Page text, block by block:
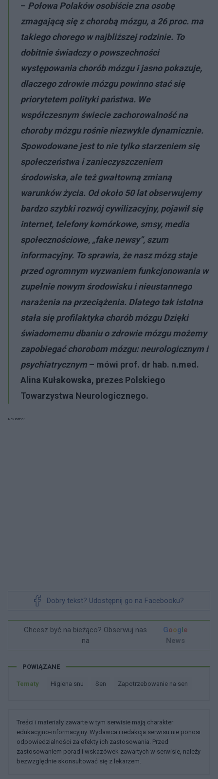
– Połowa Polaków osobiście zna osobę
zmagającą się z chorobą mózgu, a 26 proc. ma
takiego chorego w najbliższej rodzinie. To
dobitnie świadczy o powszechności
występowania chorób mózgu i jasno pokazuje,
dlaczego zdrowie mózgu powinno stać się
priorytetem polityki państwa. We
współczesnym świecie zachorowalność na
choroby mózgu rośnie niezwykle dynamicznie.
Spowodowane jest to nie tylko starzeniem się
społeczeństwa i zanieczyszczeniem
środowiska, ale też gwałtowną zmianą
warunków życia. Od około 50 lat obserwujemy
bardzo szybki rozwój cywilizacyjny, pojawił się
internet, telefony komórkowe, smsy, media
społecznościowe, „fake newsy”, szum
informacyjny. To sprawia, że nasz mózg staje
przed ogromnym wyzwaniem funkcjonowania w
zupełnie nowym środowisku i nieustannego
narażenia na przeciążenia. Dlatego tak istotna
stała się profilaktyka chorób mózgu Dzięki
świadomemu dbaniu o zdrowie mózgu możemy
zapobiegać chorobom mózgu: neurologicznym i
psychiatrycznym – mówi prof. dr hab. n.med.
Alina Kułakowska, prezes Polskiego
Towarzystwa Neurologicznego.
Reklama:
Dobry tekst? Udostępnij go na Facebooku?
Chcesz być na bieżąco? Obserwuj nas
na
Google
News
POWIĄZANE
Tematy Higiena snu Sen Zapotrzebowanie na sen
Treści i materiały zawarte w tym serwisie mają charakter
edukacyjno-informacyjny. Wydawca i redakcja serwisu nie ponosi
odpowiedzialności za efekty ich zastosowania. Przed
zastosowaniem porad i wskazówek zawartych w serwisie, należy
bezwzględnie skonsultować się z lekarzem.